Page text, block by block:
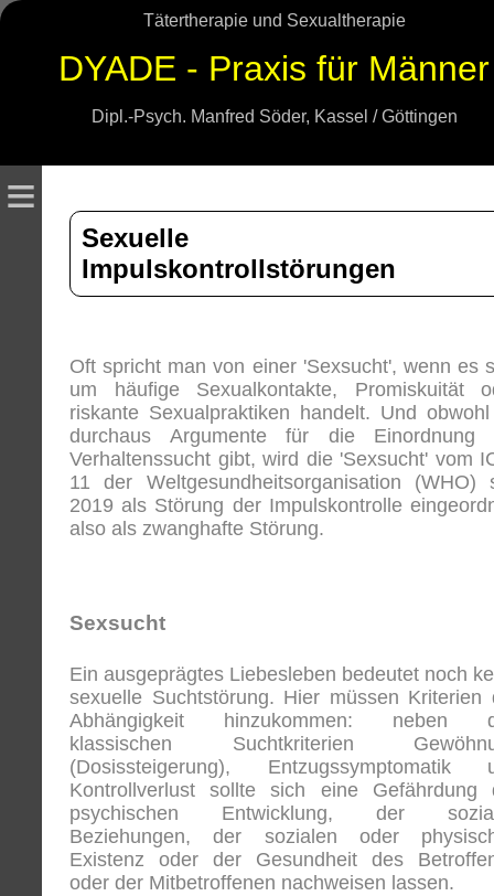
Tätertherapie und Sexualtherapie
DYADE - Praxis für Männer
Dipl.-Psych. Manfred Söder, Kassel / Göttingen
≡
Sexuelle
Impulskontrollstörungen
Oft spricht man von einer 'Sexsucht', wenn es
um häufige Sexualkontakte, Promiskuität
riskante Sexualpraktiken handelt. Und
durchaus Argumente für die Einordnung
Verhaltenssucht gibt, wird die 'Sexsucht' vom
11 der Weltgesundheitsorganisation (WHO)
2019 als Störung der Impulskontrolle
also als zwanghafte Störung.
Sexsucht
Ein ausgeprägtes Liebesleben bedeutet noch
sexuelle Suchtstörung. Hier müssen Kriterien
Abhängigkeit hinzukommen: neben
klassischen Suchtkriterien
(Dosissteigerung), Entzugssymptomatik
Kontrollverlust sollte sich eine Gefährdung
psychischen Entwicklung, der
Beziehungen, der sozialen oder
Existenz oder der Gesundheit des
oder der Mitbetroffenen nachweisen lassen.